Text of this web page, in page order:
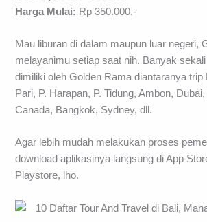
Harga Mulai: Rp 350.000,-
Mau liburan di dalam maupun luar negeri,
melayanimu setiap saat nih. Banyak
dimiliki oleh Golden Rama diantaranya trip
Pari, P. Harapan, P. Tidung, Ambon,
Canada, Bangkok, Sydney, dll.
Agar lebih mudah melakukan proses
download aplikasinya langsung di App
Playstore, lho.